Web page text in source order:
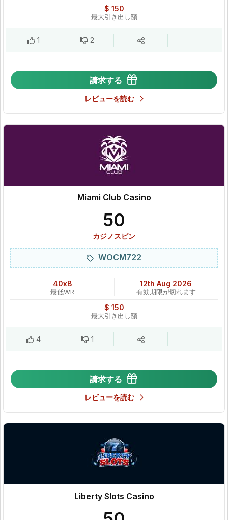
$ 150
最大引き出し額
1 2
請求する
レビューを読む
Miami Club Casino
50
カジノスピン
WOCM722
40xB
最低WR
12th Aug 2026
有効期限が切れます
$ 150
最大引き出し額
4 1
請求する
レビューを読む
Liberty Slots Casino